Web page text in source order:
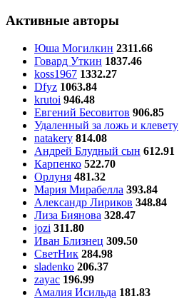
Активные авторы
Юша Могилкин 2311.66
Говард Уткин 1837.46
koss1967 1332.27
Dfyz 1063.84
krutoi 946.48
Евгений Бесовитов 906.85
Удаленный за ложь и клевету
natakery 814.08
Андрей Блудный сын 612.91
Карпенко 522.70
Орлуня 481.32
Мария Мирабелла 393.84
Александр Лириков 348.84
Лиза Биянова 328.47
jozi 311.80
Иван Близнец 309.50
СветНик 284.98
sladenko 206.37
zayac 196.99
Амалия Исильда 181.83